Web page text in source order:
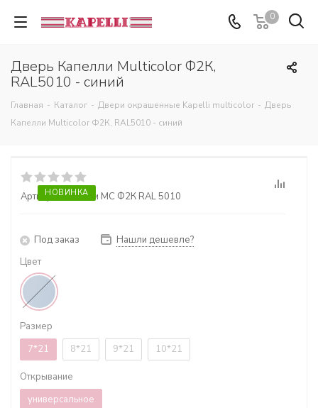
0
Дверь Капелли Multicolor Ф2К,
RAL5010 - синий
Главная - Каталог - Двери окрашенные Kapelli multicolor - Дверь
Капелли Multicolor Ф2К, RAL5010 - синий
НОВИНКА
Артикул: Капелли MC Ф2К RAL 5010
Под заказ
Нашли дешевле?
Цвет
Размер
7*21
8*21 9*21 10*21
Открывание
универсальное